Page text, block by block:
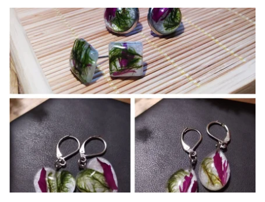
5
hvězdiček.